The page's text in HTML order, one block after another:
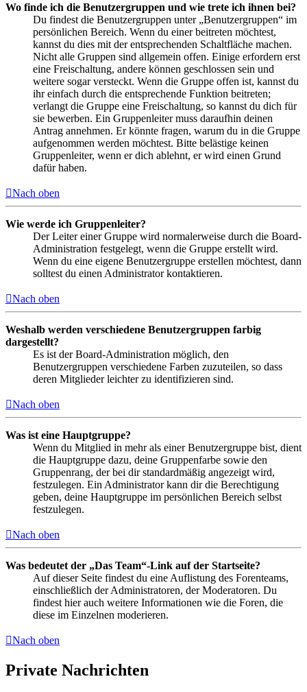
Wo finde ich die Benutzergruppen und wie trete ich ihnen bei?
Du findest die Benutzergruppen unter „Benutzergruppen“ im
persönlichen Bereich. Wenn du einer beitreten möchtest,
kannst du dies mit der entsprechenden Schaltfläche machen.
Nicht alle Gruppen sind allgemein offen. Einige erfordern erst
eine Freischaltung, andere können geschlossen sein und
weitere sogar versteckt. Wenn die Gruppe offen ist, kannst du
ihr einfach durch die entsprechende Funktion beitreten;
verlangt die Gruppe eine Freischaltung, so kannst du dich für
sie bewerben. Ein Gruppenleiter muss daraufhin deinen
Antrag annehmen. Er könnte fragen, warum du in die Gruppe
aufgenommen werden möchtest. Bitte belästige keinen
Gruppenleiter, wenn er dich ablehnt, er wird einen Grund
dafür haben.
Nach oben
Wie werde ich Gruppenleiter?
Der Leiter einer Gruppe wird normalerweise durch die Board-
Administration festgelegt, wenn die Gruppe erstellt wird.
Wenn du eine eigene Benutzergruppe erstellen möchtest, dann
solltest du einen Administrator kontaktieren.
Nach oben
Weshalb werden verschiedene Benutzergruppen farbig
dargestellt?
Es ist der Board-Administration möglich, den
Benutzergruppen verschiedene Farben zuzuteilen, so dass
deren Mitglieder leichter zu identifizieren sind.
Nach oben
Was ist eine Hauptgruppe?
Wenn du Mitglied in mehr als einer Benutzergruppe bist, dient
die Hauptgruppe dazu, deine Gruppenfarbe sowie den
Gruppenrang, der bei dir standardmäßig angezeigt wird,
festzulegen. Ein Administrator kann dir die Berechtigung
geben, deine Hauptgruppe im persönlichen Bereich selbst
festzulegen.
Nach oben
Was bedeutet der „Das Team“-Link auf der Startseite?
Auf dieser Seite findest du eine Auflistung des Forenteams,
einschließlich der Administratoren, der Moderatoren. Du
findest hier auch weitere Informationen wie die Foren, die
diese im Einzelnen moderieren.
Nach oben
Private Nachrichten